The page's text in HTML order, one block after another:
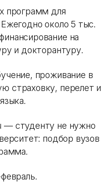
программ для
около 5 тыс.
на
и докторантуру.
проживание в
страховку, перелет и
— студенту не нужно
подбор вузов